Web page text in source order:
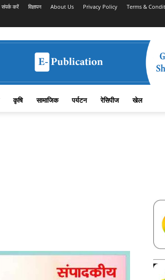
संपर्क करें विज्ञापन About Us Privacy Policy Terms &
कृषि सामाजिक पर्यटन रेसिपीज खेल